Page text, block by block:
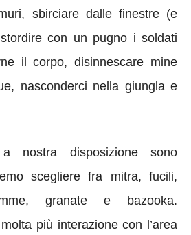
sbirciare dalle finestre (e
con un pugno i soldati
il corpo, disinnescare mine
nasconderci nella giungla e
nostra disposizione sono
scegliere fra mitra, fucili,
granate e bazooka.
più interazione con l’area